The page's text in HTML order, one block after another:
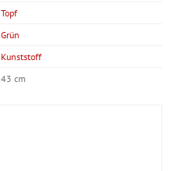
Topf
Grün
Kunststoff
43 cm